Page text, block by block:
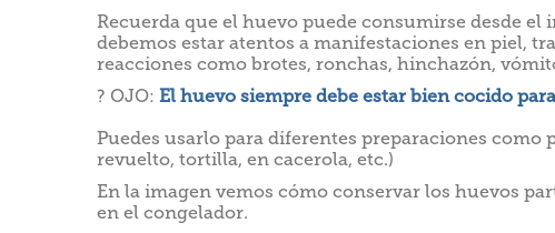
Recuerda que el huevo puede consumirse desde el
debemos estar atentos a manifestaciones en piel,
reacciones como brotes, ronchas, hinchazón,
? OJO: El huevo siempre debe estar bien cocido
Puedes usarlo para diferentes preparaciones
revuelto, tortilla, en cacerola, etc.)
En la imagen vemos cómo conservar los huevos
en el congelador.